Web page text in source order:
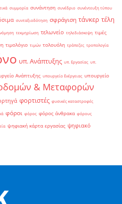
συμμορία συνάντηση συνέδριο συνέντευξη τύπου
συνταξιοδότηση σφράγιση τάνκερ τέλη
τεκμηρίωση τελωνείο τηλεδιάσκεψη τιμές
τιμολόγιο τιμών τολουόλη τράπεζες τροπολογία
υπ. Ανάπτυξης υπ. Εργασίας υπ.
Ανάπτυξης υπουργείο Ενέργειας υπουργείο
& Μεταφορών
φορτιστές φυσικές καταστροφές
φόροι φόρος φόρος άνθρακα φόρους
ψηφιακή κάρτα εργασίας ψηφιακό